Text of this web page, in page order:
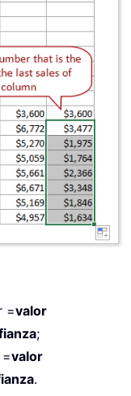
=valor
;
valor
.